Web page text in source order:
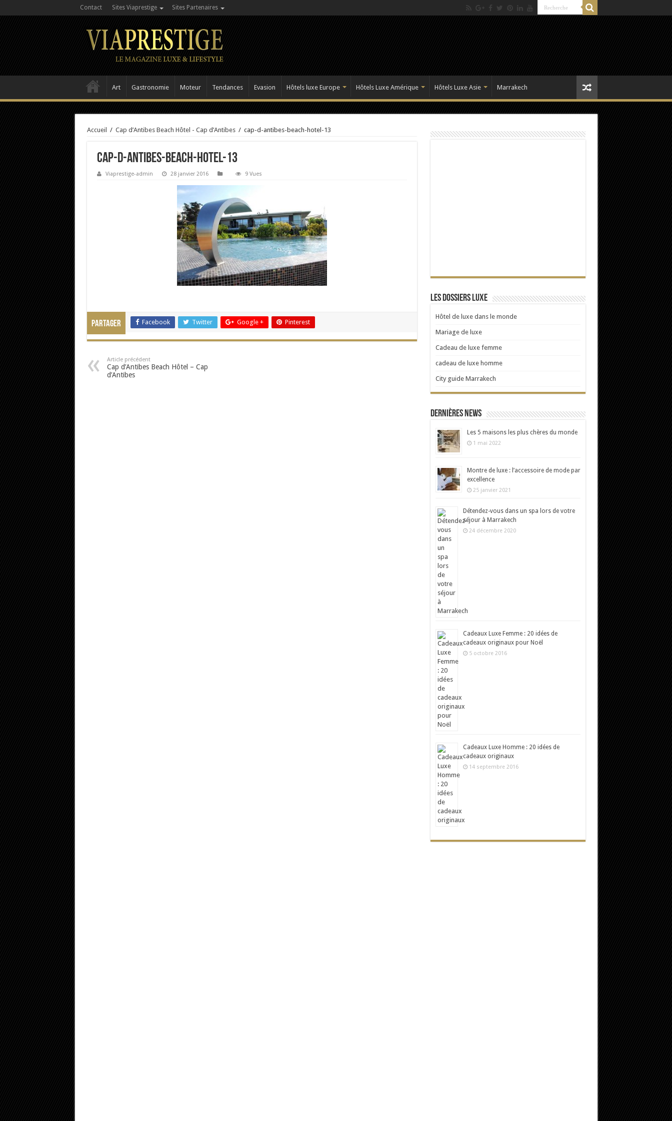
Contact Sites Viaprestige Sites Partenaires
Art Gastronomie Moteur Tendances Evasion Hôtels luxe Europe Hôtels Luxe Amérique Hôtels Luxe Asie Marrakech
Accueil / Cap d’Antibes Beach Hôtel - Cap d’Antibes / cap-d-antibes-beach-hotel-13
cap-d-antibes-beach-hotel-13
Viaprestige-admin 28 janvier 2016 9 Vues
Partager Facebook Twitter Google + Pinterest
Article précédent
Cap d’Antibes Beach Hôtel – Cap
d’Antibes
Les dossiers Luxe
Hôtel de luxe dans le monde
Mariage de luxe
Cadeau de luxe femme
cadeau de luxe homme
City guide Marrakech
Dernières news
Les 5 maisons les plus chères du monde
1 mai 2022
Montre de luxe : l’accessoire de mode par
excellence
25 janvier 2021
Détendez-vous dans un spa lors de votre
séjour à Marrakech
24 décembre 2020
Cadeaux Luxe Femme : 20 idées de
cadeaux originaux pour Noël
5 octobre 2016
Cadeaux Luxe Homme : 20 idées de
cadeaux originaux
14 septembre 2016